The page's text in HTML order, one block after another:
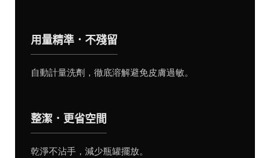
用量精準．不殘留
自動計量洗劑，徹底溶解避免皮膚過敏。
整潔．更省空間
乾淨不沾手，減少瓶罐擺放。